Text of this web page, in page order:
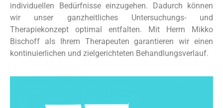
individuellen Bedürfnisse einzugehen. Dadurch können
wir unser ganzheitliches Untersuchungs- und
Therapiekonzept optimal entfalten. Mit Herrn Mikko
Bischoff als Ihrem Therapeuten garantieren wir einen
kontinuierlichen und zielgerichteten Behandlungsverlauf.